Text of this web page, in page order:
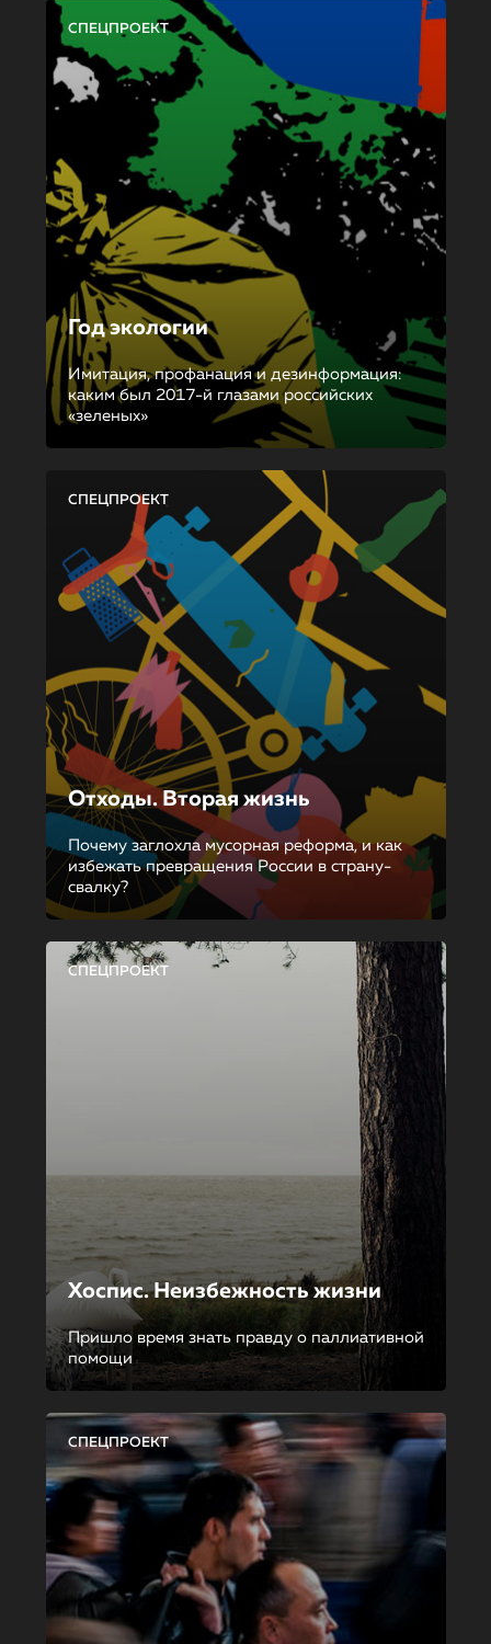
СПЕЦПРОЕКТ
Год экологии
Имитация, профанация и дезинформация:
каким был 2017-й глазами российских
«зеленых»
СПЕЦПРОЕКТ
Отходы. Вторая жизнь
Почему заглохла мусорная реформа, и как
избежать превращения России в страну-
свалку?
СПЕЦПРОЕКТ
Хоспис. Неизбежность жизни
Пришло время знать правду о паллиативной
помощи
СПЕЦПРОЕКТ